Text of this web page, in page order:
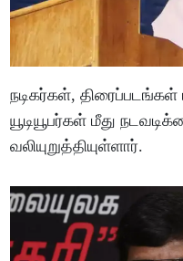
நடிகர்கள், திரைப்படங்கள்
யூடியூபர்கள் மீது
வலியுறுத்தியுள்ளார்.